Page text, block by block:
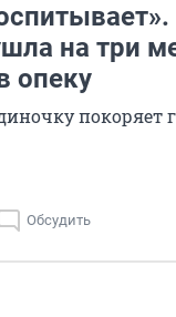
на три
опеку
покоряет
Обсудить